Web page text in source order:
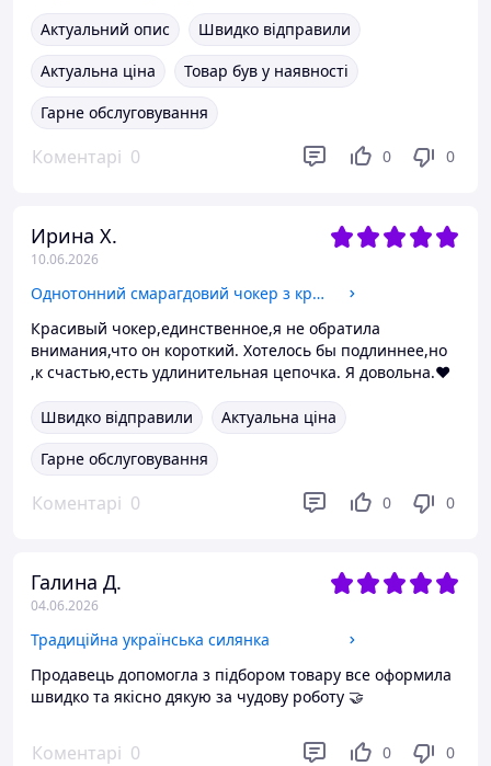
Актуальний опис
Швидко відправили
Актуальна ціна
Товар був у наявності
Гарне обслуговування
Коментарі 0 0 0
Ирина Х.
10.06.2026
Однотонний смарагдовий чокер з кришталю
Красивый чокер,единственное,я не обратила
внимания,что он короткий. Хотелось бы подлиннее,но
,к счастью,есть удлинительная цепочка. Я довольна.❤️
Швидко відправили
Актуальна ціна
Гарне обслуговування
Коментарі 0 0 0
Галина Д.
04.06.2026
Традиційна українська силянка
Продавець допомогла з підбором товару все оформила
швидко та якісно дякую за чудову роботу 🤝
Коментарі 0 0 0